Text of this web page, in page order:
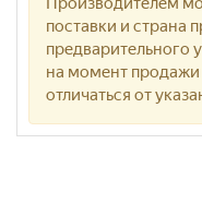
поставки и страна
предварительного
на момент продажи
отличаться от